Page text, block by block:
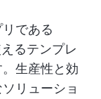
である
るテンプレ
生産性と効
リューショ